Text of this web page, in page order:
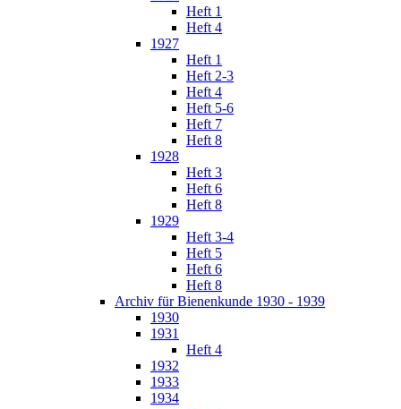
Heft 1
Heft 4
1927
Heft 1
Heft 2-3
Heft 4
Heft 5-6
Heft 7
Heft 8
1928
Heft 3
Heft 6
Heft 8
1929
Heft 3-4
Heft 5
Heft 6
Heft 8
Archiv für Bienenkunde 1930 - 1939
1930
1931
Heft 4
1932
1933
1934